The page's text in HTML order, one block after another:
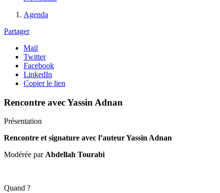
Agenda
Partager
Mail
Twitter
Facebook
LinkedIn
Copier le lien
Rencontre avec Yassin Adnan
Présentation
Rencontre et signature avec l’auteur Yassin Adnan
Modérée parAbdellah Tourabi
Quand ?